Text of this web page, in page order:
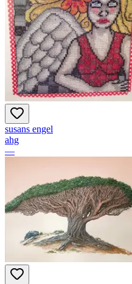
susans engel
ahg
—